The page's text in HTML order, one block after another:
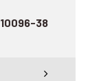
10096-38